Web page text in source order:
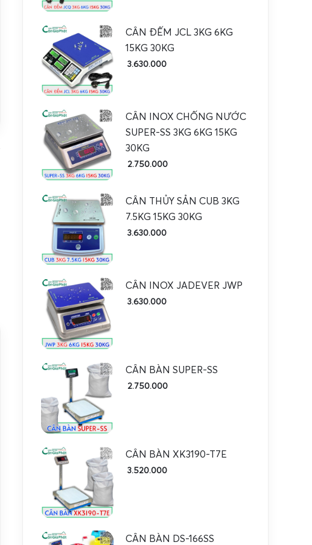
CÂN ĐẾM JCL 3KG 6KG
15KG 30KG
3.630.000
CÂN INOX CHỐNG NƯỚC
SUPER-SS 3KG 6KG 15KG
30KG
2.750.000
CÂN THỦY SẢN CUB 3KG
7.5KG 15KG 30KG
3.630.000
CÂN INOX JADEVER JWP
3.630.000
CÂN BÀN SUPER-SS
2.750.000
CÂN BÀN XK3190-T7E
3.520.000
CÂN BÀN DS-166SS